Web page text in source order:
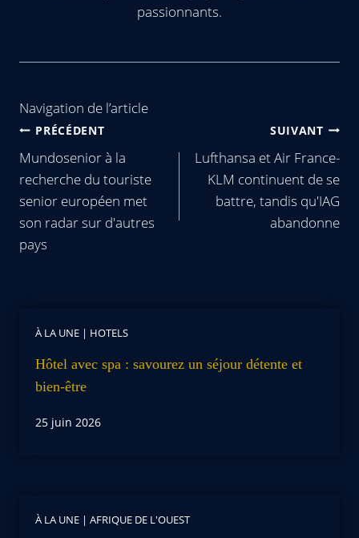
passionnants.
Navigation de l’article
PRÉCÉDENT
Mundosenior à la
recherche du touriste
senior européen met
son radar sur d'autres
pays
SUIVANT
Lufthansa et Air France-
KLM continuent de se
battre, tandis qu'IAG
abandonne
À LA UNE | HOTELS
Hôtel avec spa : savourez un séjour détente et
bien-être
25 juin 2026
À LA UNE | AFRIQUE DE L'OUEST